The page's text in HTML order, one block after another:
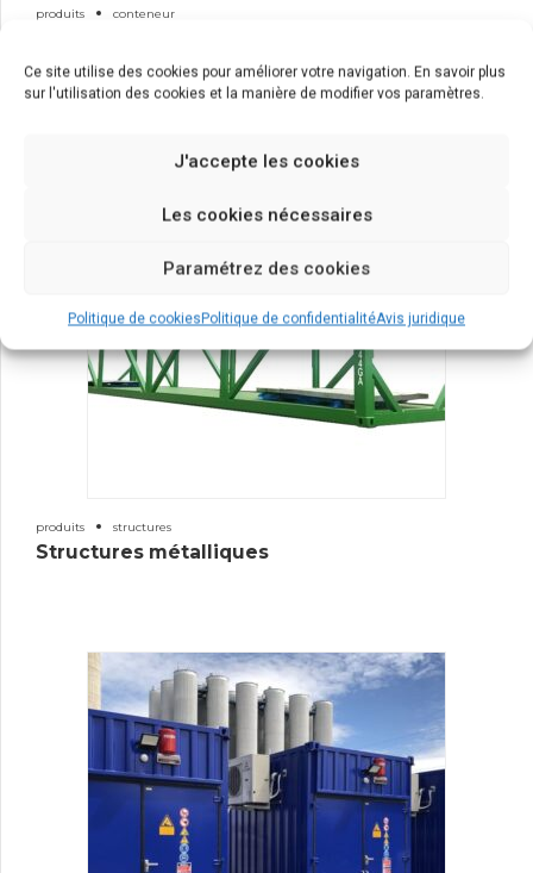
Ce site utilise des cookies pour améliorer votre navigation. En savoir plus
sur l'utilisation des cookies et la manière de modifier vos paramètres.
J'accepte les cookies
Les cookies nécessaires
Paramétrez des cookies
Politique de cookiesPolitique de confidentialitéAvis juridique
produits conteneur
produits structures
Structures métalliques